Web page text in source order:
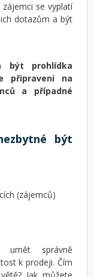
se vyplatí
dotazům a být
být prohlídka
připraveni na
a případné
být
(zájemců)
správně
k prodeji. Čím